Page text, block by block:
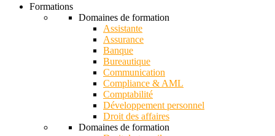
Formations
Domaines de formation
Assistante
Assurance
Banque
Bureautique
Communication
Compliance & AML
Comptabilité
Développement personnel
Droit des affaires
Domaines de formation